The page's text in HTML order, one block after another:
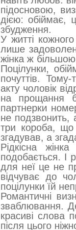
підосновою,
дією: обіймає,
збудження.
У житті
лише
жінка ж
Поцілунки,
почуттів.
акту чоловік
на прощання
партнерки
не подзвонить,
три короба, що
згадував, а
Рідкісна
подобається. І
для неї це не
відчуває до
поцілунки їй
Романтичні
зваблювання.
красиві слова
після цього